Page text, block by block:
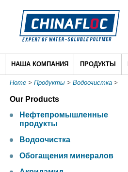
НАША КОМПАНИЯ ПРОДУКТЫ
Home > Продукты > Водоочистка >
Our Products
Нефтепромышленные
продукты
Водоочистка
Обогащения минералов